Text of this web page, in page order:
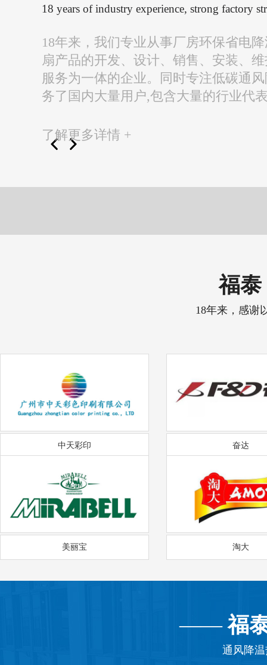
18 years of industry experience, strong factory
18年来，我们专业从事厂房环保省电
扇产品的开发、设计、销售、安装、
服务为一体的企业。同时专注低碳通
务了国内大量用户,包含大量的行业代
了解更多详情 +
福泰
18年来，感谢
中天彩印 奋达
美丽宝 淘大
——福
通风降